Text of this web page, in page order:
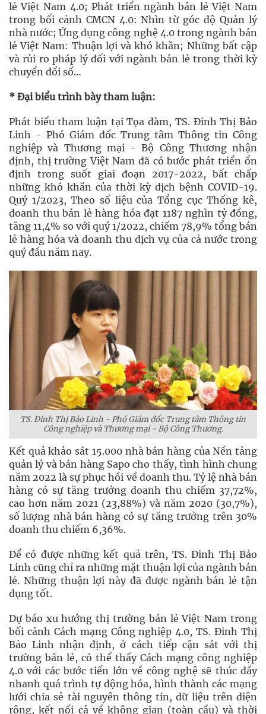
lẻ Việt Nam 4.0; Phát triển ngành bán lẻ Việt Nam
trong bối cảnh CMCN 4.0: Nhìn từ góc độ Quản lý
nhà nước; Ứng dụng công nghệ 4.0 trong ngành bán
lẻ Việt Nam: Thuận lợi và khó khăn; Những bất cập
và rủi ro pháp lý đối với ngành bán lẻ trong thời kỳ
chuyển đổi số…
* Đại biểu trình bày tham luận:
Phát biểu tham luận tại Tọa đàm, TS. Đinh Thị Bảo
Linh - Phó Giám đốc Trung tâm Thông tin Công
nghiệp và Thương mại - Bộ Công Thương nhận
định, thị trường Việt Nam đã có bước phát triển ổn
định trong suốt giai đoạn 2017-2022, bất chấp
những khó khăn của thời kỳ dịch bệnh COVID-19.
Quý 1/2023, Theo số liệu của Tổng cục Thống kê,
doanh thu bán lẻ hàng hóa đạt 1187 nghìn tỷ đồng,
tăng 11,4% so với quý 1/2022, chiếm 78,9% tổng bán
lẻ hàng hóa và doanh thu dịch vụ của cả nước trong
quý đầu năm nay.
TS. Đinh Thị Bảo Linh - Phó Giám đốc Trung tâm Thông tin
Công nghiệp và Thương mại - Bộ Công Thương.
Kết quả khảo sát 15.000 nhà bán hàng của Nền tảng
quản lý và bán hàng Sapo cho thấy, tình hình chung
năm 2022 là sự phục hồi về doanh thu. Tỷ lệ nhà bán
hàng có sự tăng trưởng doanh thu chiếm 37,72%,
cao hơn năm 2021 (23,88%) và năm 2020 (30,7%),
số lượng nhà bán hàng có sự tăng trưởng trên 30%
doanh thu chiếm 6,36%.
Để có được những kết quả trên, TS. Đinh Thị Bảo
Linh cũng chỉ ra những mặt thuận lợi của ngành bán
lẻ. Những thuận lợi này đã được ngành bán lẻ tận
dụng tốt.
Dự báo xu hướng thị trường bán lẻ Việt Nam trong
bối cảnh Cách mạng Công nghiệp 4.0, TS. Đinh Thị
Bảo Linh nhận định, ở cách tiếp cận sát với thị
trường bán lẻ, có thể thấy Cách mạng công nghiệp
4.0 với các bước tiến lớn về công nghệ sẽ thúc đẩy
nhanh quá trình tự động hóa, hình thành các mạng
lưới chia sẻ tài nguyên thông tin, dữ liệu trên diện
rộng, kết nối cả về không gian (toàn cầu) và thời